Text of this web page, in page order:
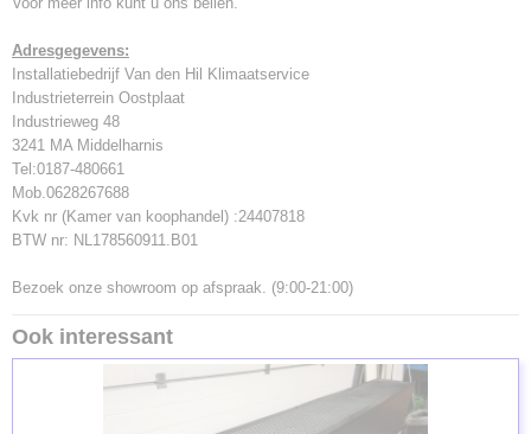
Adresgegevens:
Installatiebedrijf Van den Hil Klimaatservice
Industrieterrein Oostplaat
Industrieweg 48
3241 MA Middelharnis
Tel:0187-480661
Mob.0628267688
Kvk nr (Kamer van koophandel) :24407818
BTW nr: NL178560911.B01
Bezoek onze showroom op afspraak. (9:00-21:00)
Ook interessant